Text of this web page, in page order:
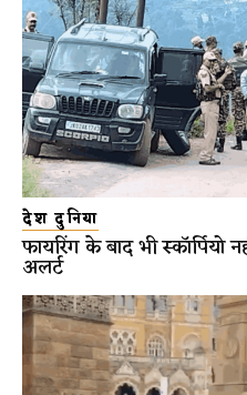
देश दुनिया
फायरिंग के बाद भी स्कॉर्पियो
अलर्ट